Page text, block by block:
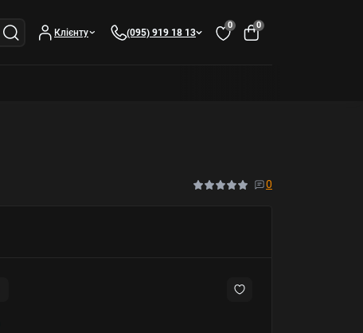
Клієнту (095) 919 18 13
0 0
0